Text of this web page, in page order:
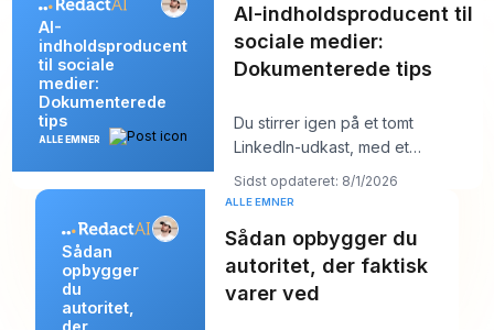
AI-
indholdsproducent
til sociale
medier:
Dokumenterede
tips
ALLE EMNER
AI-indholdsproducent til
sociale medier:
Dokumenterede tips
Du stirrer igen på et tomt
LinkedIn-udkast, med et
kundemøde om ti minutter og et
opslag, der burde
Sidst opdateret: 8/1/2026
Sådan
opbygger
du
autoritet,
der
ALLE EMNER
Sådan opbygger du
autoritet, der faktisk
varer ved